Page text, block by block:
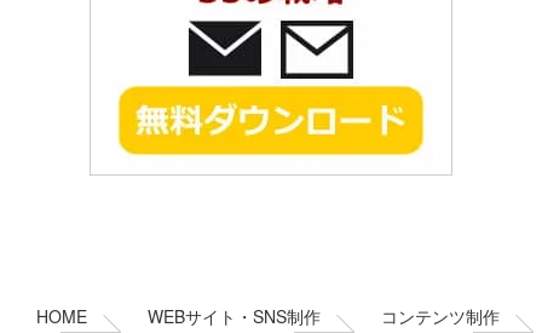
HOME WEBサイト・SNS制作 コンテンツ制作